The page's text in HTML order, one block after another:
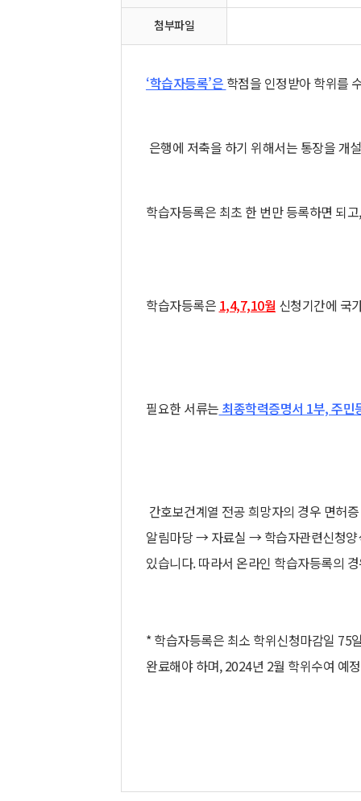
첨부파일
‘학습자등록’은 학점을 인정받아 학위를
은행에 저축을 하기 위해서는 통장을 개
학습자등록은 최초 한 번만 등록하면 되
학습자등록은 1,4,7,10월 신청기간에 국
필요한 서류는 최종학력증명서 1부, 주
간호보건계열 전공 희망자의 경우 면허
알림마당 → 자료실 → 학습자관련신청양
있습니다. 따라서 온라인 학습자등록의
* 학습자등록은 최소 학위신청마감일 75
완료해야 하며, 2024년 2월 학위수여 예